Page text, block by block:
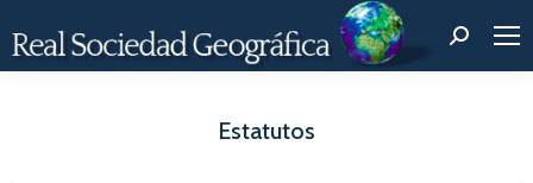
Buscar:
Estatutos